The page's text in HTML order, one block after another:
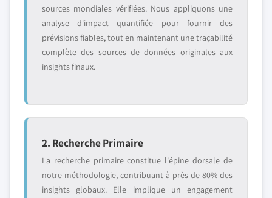
sources mondiales vérifiées. Nous appliquons une
analyse d'impact quantifiée pour fournir des
prévisions fiables, tout en maintenant une traçabilité
complète des sources de données originales aux
insights finaux.
2. Recherche Primaire
La recherche primaire constitue l'épine dorsale de
notre méthodologie, contribuant à près de 80% des
insights globaux. Elle implique un engagement